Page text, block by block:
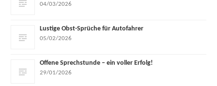
04/03/2026
Lustige Obst-Sprüche für Autofahrer
05/02/2026
Offene Sprechstunde – ein voller Erfolg!
29/01/2026